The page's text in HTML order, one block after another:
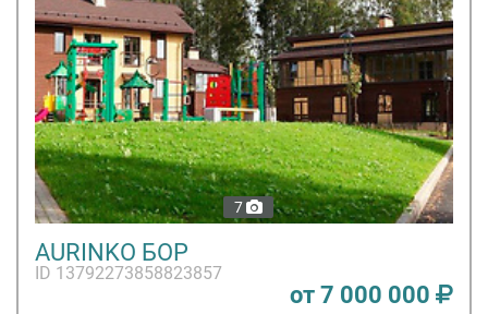
7
AURINKO БОР
ID 13792273858823857
от 7 000 000